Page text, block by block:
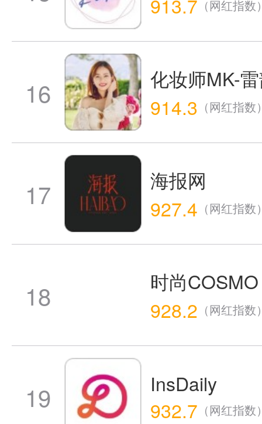
（网红指数
16
化妆师MK-
914.3 （网红指数
17
海报网
927.4 （网红指数
18
时尚COSMO
928.2 （网红指数
19
InsDaily
932.7 （网红指数